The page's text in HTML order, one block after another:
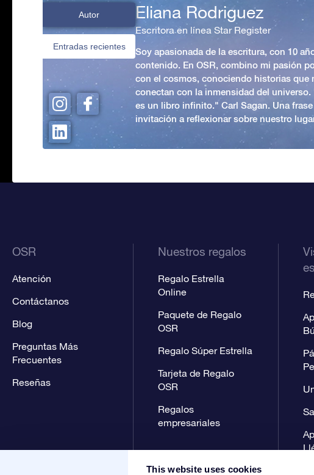
This website uses cookies
Autor
Entradas recientes
Eliana Rodriguez
Escritora en línea Star Register
Soy apasionada de la escritura, con 10
contenido. En OSR, combino mi pasión
con el cosmos, conociendo historias que
conectan con la inmensidad del universo.
es un libro infinito." Carl Sagan. Una
invitación a reflexionar sobre nuestro
OSR
Atención
Contáctanos
Blog
Preguntas Más
Frecuentes
Reseñas
Nuestros regalos
Regalo Estrella
Online
Paquete de Regalo
OSR
Regalo Súper Estrella
Tarjeta de Regalo
OSR
Regalos
empresariales